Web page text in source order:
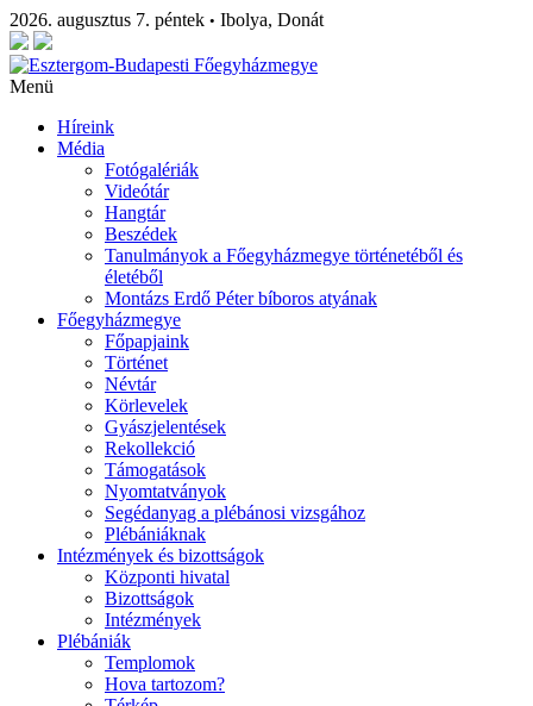
2026. augusztus 7. péntek • Ibolya, Donát
Menü
Híreink
Média
Fotógalériák
Videótár
Hangtár
Beszédek
Tanulmányok a Főegyházmegye történetéből és
életéből
Montázs Erdő Péter bíboros atyának
Főegyházmegye
Főpapjaink
Történet
Névtár
Körlevelek
Gyászjelentések
Rekollekció
Támogatások
Nyomtatványok
Segédanyag a plébánosi vizsgához
Plébániáknak
Intézmények és bizottságok
Központi hivatal
Bizottságok
Intézmények
Plébániák
Templomok
Hova tartozom?